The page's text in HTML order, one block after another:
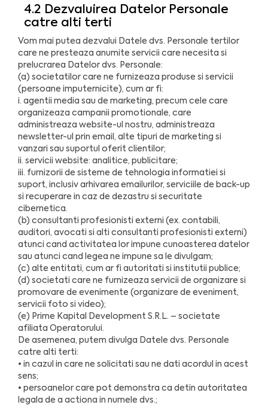
4.2 Dezvaluirea Datelor Personale
catre alti terti
Vom mai putea dezvalui Datele dvs. Personale tertilor
care ne presteaza anumite servicii care necesita si
prelucrarea Datelor dvs. Personale:
(a) societatilor care ne furnizeaza produse si servicii
(persoane imputernicite), cum ar fi:
i. agentii media sau de marketing, precum cele care
organizeaza campanii promotionale, care
administreaza website-ul nostru, administreaza
newsletter-ul prin email, alte tipuri de marketing si
vanzari sau suportul oferit clientilor;
ii. servicii website: analitice, publicitare;
iii. furnizorii de sisteme de tehnologia informatiei si
suport, inclusiv arhivarea emailurilor, serviciile de back-up
si recuperare in caz de dezastru si securitate
cibernetica.
(b) consultanti profesionisti externi (ex. contabili,
auditori, avocati si alti consultanti profesionisti externi)
atunci cand activitatea lor impune cunoasterea datelor
sau atunci cand legea ne impune sa le divulgam;
(c) alte entitati, cum ar fi autoritati si institutii publice;
(d) societati care ne furnizeaza servicii de organizare si
promovare de evenimente (organizare de eveniment,
servicii foto si video);
(e) Prime Kapital Development S.R.L. – societate
afiliata Operatorului.
De asemenea, putem divulga Datele dvs. Personale
catre alti terti:
• in cazul in care ne solicitati sau ne dati acordul in acest
sens;
• persoanelor care pot demonstra ca detin autoritatea
legala de a actiona in numele dvs.;